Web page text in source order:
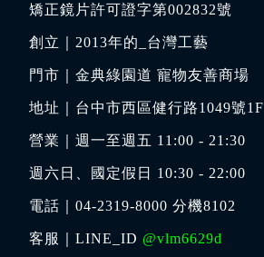
矯正鏡片許可證字第002832號
創立｜2013年的_台灣工藝
門市｜金典綠園道 寵物友善商場
地址｜ 台中市西區健行路1049號1F
營業｜週一至週五 11:00 - 21:30
週六日、國定假日 10:30 - 22:00
電話｜04-2319-8000 分機8102
客服｜LINE_ID @vlm6629d